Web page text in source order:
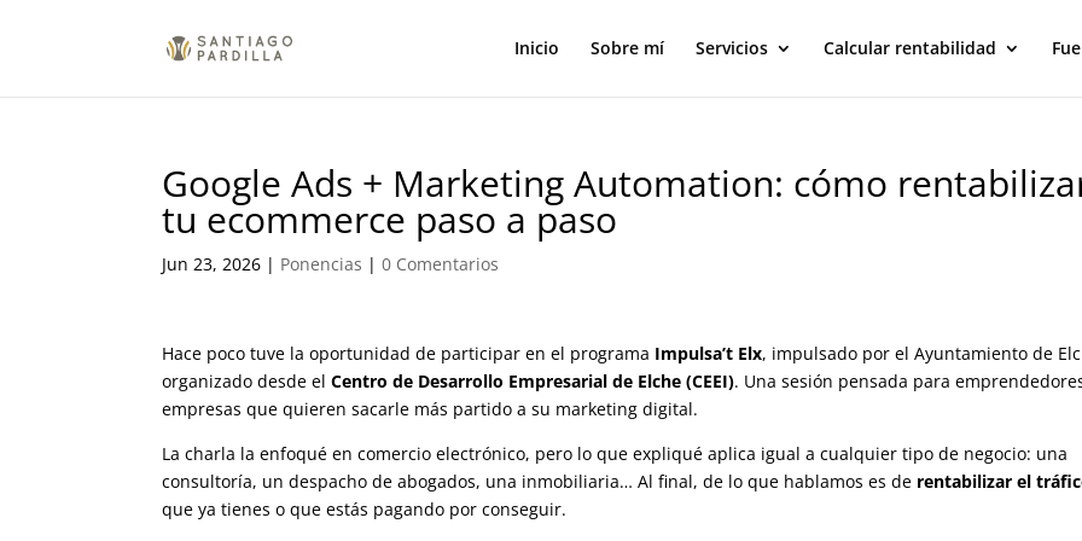
Inicio Sobre mí Servicios Calcular rentabilidad
Google Ads + Marketing Automation: cómo
tu ecommerce paso a paso
Jun 23, 2026 | Ponencias |0 Comentarios
Hace poco tuve la oportunidad de participar en el programa Impulsa’t Elx, impulsado por el Ayuntamiento de
organizado desde elCentro de Desarrollo Empresarial de Elche (CEEI). Una sesión pensada para
empresas que quieren sacarle más partido a su marketing digital.
La charla la enfoqué en comercio electrónico, pero lo que expliqué aplica igual a cualquier tipo de negocio: una
consultoría, un despacho de abogados, una inmobiliaria… Al final, de lo que hablamos es de rentabilizar el
que ya tienes o que estás pagando por conseguir.